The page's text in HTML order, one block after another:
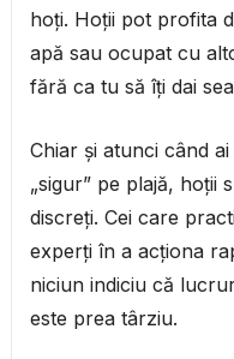
hoți. Hoții pot profita
apă sau ocupat cu
fără ca tu să îți dai
Chiar și atunci când
„sigur” pe plajă, hoții
discreți. Cei care
experți în a acționa
niciun indiciu că
este prea târziu.